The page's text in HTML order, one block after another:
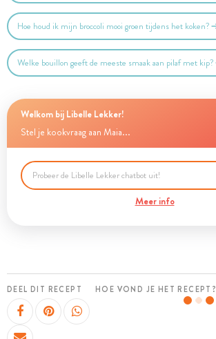
Hoe houd ik mijn broccoli mooi groen tijdens het koken?
Welke bouillon geeft de meeste smaak aan pilaf met kip?
Welkom bij Libelle Lekker!
Stel je kookvraag aan Maia...
Meer info
DEEL DIT RECEPT HOE VOND JE HET RECEPT?